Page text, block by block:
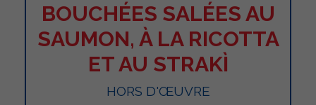
BOUCHÉES SALÉES AU
SAUMON, À LA RICOTTA
ET AU STRAKÌ
HORS D'ŒUVRE